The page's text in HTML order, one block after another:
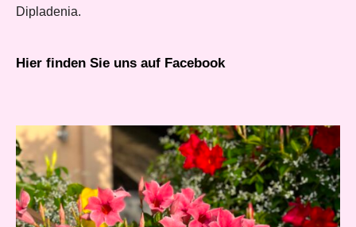
Dipladenia.
Hier finden Sie uns auf Facebook